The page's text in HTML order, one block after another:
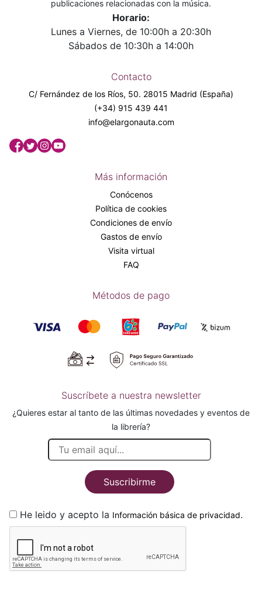
publicaciones relacionadas con la música.
Horario:
Lunes a Viernes, de 10:00h a 20:30h
Sábados de 10:30h a 14:00h
Contacto
C/ Fernández de los Ríos, 50. 28015 Madrid (España)
(+34) 915 439 441
info@elargonauta.com
Más información
Conócenos
Política de cookies
Condiciones de envío
Gastos de envío
Visita virtual
FAQ
Métodos de pago
Suscríbete a nuestra newsletter
¿Quieres estar al tanto de las últimas novedades y eventos de
la librería?
Suscribirme
He leido y acepto la Información básica de privacidad.